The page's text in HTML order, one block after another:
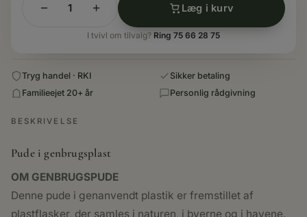
-
GRAFISK
− + Læg i kurv
I tvivl om tilvalg? Ring 75 66 28 75
Tryg handel · RKI
Sikker betaling
Familieejet 20+ år
Personlig rådgivning
BESKRIVELSE
Pude i genbrugsplast
OM GENBRUGSPUDE
Denne pude i genanvendt plastik er fremstillet af
plastflasker, der samles i naturen, i byerne og i havene.